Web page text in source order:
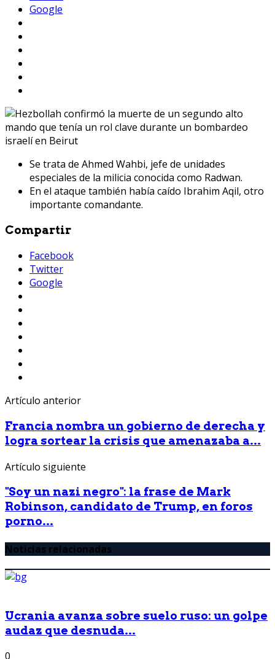
Google
Se trata de Ahmed Wahbi, jefe de unidades
especiales de la milicia conocida como Radwan.
En el ataque también había caído Ibrahim Aqil, otro
importante comandante.
Compartir
Facebook
Twitter
Google
Artículo anterior
Francia nombra un gobierno de derecha y
logra sortear la crisis que amenazaba a...
Artículo siguiente
"Soy un nazi negro": la frase de Mark
Robinson, candidato de Trump, en foros
porno...
Noticias relacionadas
Ucrania avanza sobre suelo ruso: un golpe
audaz que desnuda...
0